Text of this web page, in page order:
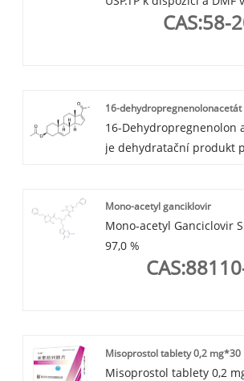
CAS:58-
16-dehydropregnenolonacetát
16-Dehydropregnenolon
je dehydratační produkt
Mono-acetyl ganciklovir
Mono-acetyl Ganciclovir
97,0 %
Misoprostol tablety 0,2 mg*30
Misoprostol tablety 0,2